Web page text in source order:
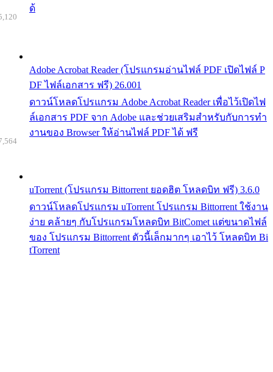
ด้
Adobe Acrobat Reader (โปรแกรมอ่านไฟล์ PDF เปิดไฟล์ P
DF ไฟล์เอกสาร ฟรี) 26.001
ดาวน์โหลดโปรแกรม Adobe Acrobat Reader เพื่อไว้เปิดไฟ
ล์เอกสาร PDF จาก Adobe และช่วยเสริมสำหรับกับการทำ
งานของ Browser ให้อ่านไฟล์ PDF ได้ ฟรี
uTorrent (โปรแกรม Bittorrent ยอดฮิต โหลดบิท ฟรี) 3.6.0
ดาวน์โหลดโปรแกรม uTorrent โปรแกรม Bittorrent ใช้งาน
ง่าย คล้ายๆ กับโปรแกรมโหลดบิท BitComet แต่ขนาดไฟล์
ของ โปรแกรม Bittorrent ตัวนี้เล็กมากๆ เอาไว้ โหลดบิท Bi
tTorrent